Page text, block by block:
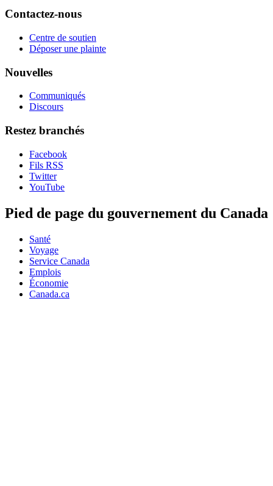
Contactez-nous
Centre de soutien
Déposer une plainte
Nouvelles
Communiqués
Discours
Restez branchés
Facebook
Fils RSS
Twitter
YouTube
Pied de page du gouvernement du Canada
Santé
Voyage
Service Canada
Emplois
Économie
Canada.ca